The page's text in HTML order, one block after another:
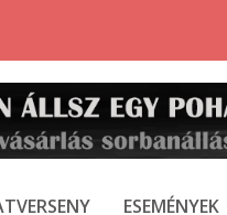
ESEMÉNYEK